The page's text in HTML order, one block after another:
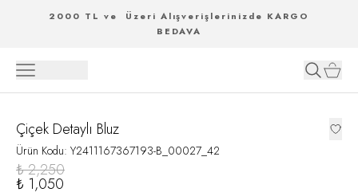
2000 TL ve Üzeri Alışverişlerinizde KARGO
BEDAVA
Çiçek Detaylı Bluz
Ürün Kodu: Y2411167367193-B_00027_42
₺ 2,250
₺ 1,050